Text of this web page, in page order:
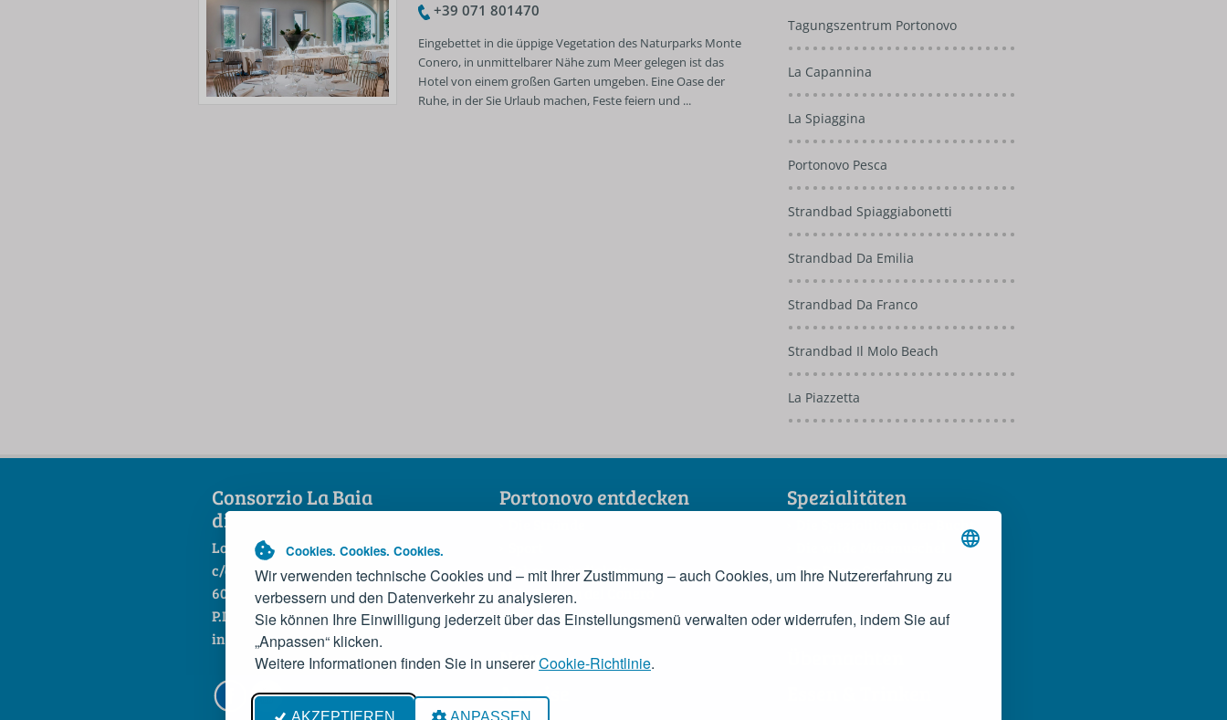
Cookies. Cookies. Cookies.
Wir verwenden technische Cookies und – mit Ihrer Zustimmung – auch Cookies, um Ihre Nutzererfahrung zu
verbessern und den Datenverkehr zu analysieren.
Sie können Ihre Einwilligung jederzeit über das Einstellungsmenü verwalten oder widerrufen, indem Sie auf
„Anpassen“ klicken.
Weitere Informationen finden Sie in unsererCookie-Richtlinie.
AKZEPTIEREN ANPASSEN
+39 071 801470
Eingebettet in die üppige Vegetation des Naturparks Monte
Conero, in unmittelbarer Nähe zum Meer gelegen ist das
Hotel von einem großen Garten umgeben. Eine Oase der
Ruhe, in der Sie Urlaub machen, Feste feiern und ...
Tagungszentrum Portonovo
La Capannina
La Spiaggina
Portonovo Pesca
Strandbad Spiaggiabonetti
Strandbad Da Emilia
Strandbad Da Franco
Strandbad Il Molo Beach
La Piazzetta
Consorzio La Baia
di Portonovo scarl
Loc. Portonovo
c/o Hotel La Fonte
60129 Ancona
P.IVA 01444860421
info@baiadiportonovo.it
Credits Privacy
Portonovo entdecken
Sehenswürdigkeiten
Die Riviera del Conero
Das Konsortium
News
Anreise
Spezialitäten
Der Rosso Conero